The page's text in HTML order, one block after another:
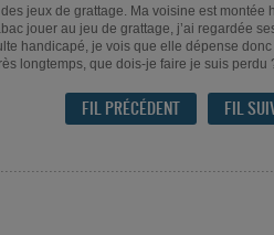
jeux de grattage. Ma voisine est montée
jouer au jeu de grattage, j’ai regardée
handicapé, je vois que elle dépense
longtemps, que dois-je faire je suis perdu
FIL PRÉCÉDENT FIL